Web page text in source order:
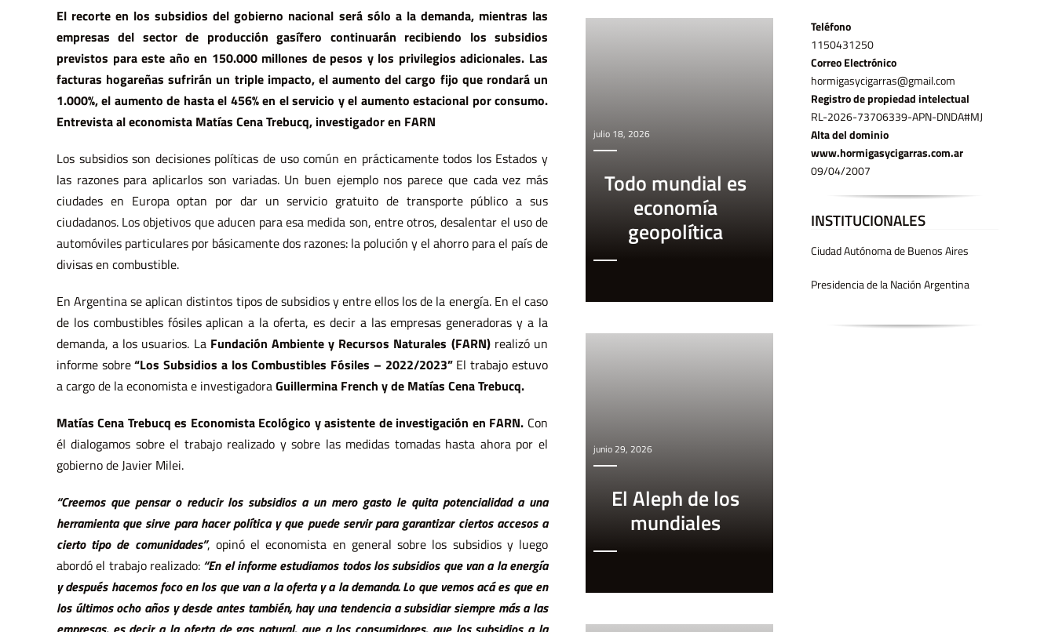
El recorte en los subsidios del gobierno nacional será sólo a la demanda, mientras las
empresas del sector de producción gasífero continuarán recibiendo los subsidios
previstos para este año en 150.000 millones de pesos y los privilegios adicionales. Las
facturas hogareñas sufrirán un triple impacto, el aumento del cargo fijo que rondará un
1.000%, el aumento de hasta el 456% en el servicio y el aumento estacional por consumo.
Entrevista al economista Matías Cena Trebucq, investigador en FARN
Los subsidios son decisiones políticas de uso común en prácticamente todos los Estados y
las razones para aplicarlos son variadas. Un buen ejemplo nos parece que cada vez más
ciudades en Europa optan por dar un servicio gratuito de transporte público a sus
ciudadanos. Los objetivos que aducen para esa medida son, entre otros, desalentar el uso de
automóviles particulares por básicamente dos razones: la polución y el ahorro para el país de
divisas en combustible.
En Argentina se aplican distintos tipos de subsidios y entre ellos los de la energía. En el caso
de los combustibles fósiles aplican a la oferta, es decir a las empresas generadoras y a la
demanda, a los usuarios. LaFundación Ambiente y Recursos Naturales (FARN)realizó un
informe sobre“Los Subsidios a los Combustibles Fósiles – 2022/2023”El trabajo estuvo
a cargo de la economista e investigadoraGuillermina French y de Matías Cena Trebucq.
Matías Cena Trebucq es Economista Ecológico y asistente de investigación en FARN. Con
él dialogamos sobre el trabajo realizado y sobre las medidas tomadas hasta ahora por el
gobierno de Javier Milei.
“Creemos que pensar o reducir los subsidios a un mero gasto le quita potencialidad a una
herramienta que sirve para hacer política y que puede servir para garantizar ciertos accesos a
cierto tipo de comunidades”, opinó el economista en general sobre los subsidios y luego
abordó el trabajo realizado: “En el informe estudiamos todos los subsidios que van a la energía
y después hacemos foco en los que van a la oferta y a la demanda. Lo que vemos acá es que en
los últimos ocho años y desde antes también, hay una tendencia a subsidiar siempre más a las
julio 18, 2026
Todo mundial es
economía
geopolítica
junio 29, 2026
El Aleph de los
mundiales
Teléfono
11­50431250
Correo Electrónico
hormigasycigarras@gmail.com
Registro de propiedad intelectual
RL-2026-73706339-APN-DNDA#MJ
Alta del dominio
www.hormigasycigarras.com.ar
09/04/2007
INSTITUCIONALES
Ciudad Autónoma de Buenos Aires
Presidencia de la Nación Argentina